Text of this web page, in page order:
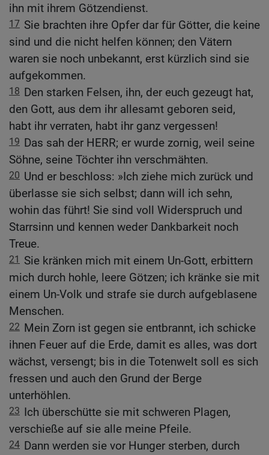
ihn mit ihrem Götzendienst.
17 Sie brachten ihre Opfer dar für Götter, die keine
sind und die nicht helfen können; den Vätern
waren sie noch unbekannt, erst kürzlich sind sie
aufgekommen.
18 Den starken Felsen, ihn, der euch gezeugt hat,
den Gott, aus dem ihr allesamt geboren seid,
habt ihr verraten, habt ihr ganz vergessen!
19 Das sah der HERR; er wurde zornig, weil seine
Söhne, seine Töchter ihn verschmähten.
20 Und er beschloss: »Ich ziehe mich zurück und
überlasse sie sich selbst; dann will ich sehn,
wohin das führt! Sie sind voll Widerspruch und
Starrsinn und kennen weder Dankbarkeit noch
Treue.
21 Sie kränken mich mit einem Un-Gott, erbittern
mich durch hohle, leere Götzen; ich kränke sie mit
einem Un-Volk und strafe sie durch aufgeblasene
Menschen.
22 Mein Zorn ist gegen sie entbrannt, ich schicke
ihnen Feuer auf die Erde, damit es alles, was dort
wächst, versengt; bis in die Totenwelt soll es sich
fressen und auch den Grund der Berge
unterhöhlen.
23 Ich überschütte sie mit schweren Plagen,
verschieße auf sie alle meine Pfeile.
24 Dann werden sie vor Hunger sterben, durch